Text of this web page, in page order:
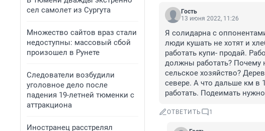
сел самолет из Сургута
Множество сайтов враз стали
недоступны: массовый сбой
произошел в Рунете
Следователи возбудили
уголовное дело после
падения 19-летней тюменки с
аттракциона
Иностранец расстрелял
Гость
13 июня 2022, 11:26
Я солидарна с
люди кушать не хотят и
работать купи- продай.
должны работать? Почему
сельское хозяйство?
севере. А что дальше км в
работать. Подеимать
ОТВЕТИТЬ 1